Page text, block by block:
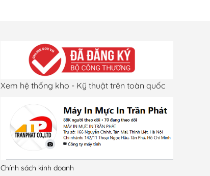
Xem hệ thống kho - Kỹ thuật trên toàn quốc
Chính sách kinh doanh